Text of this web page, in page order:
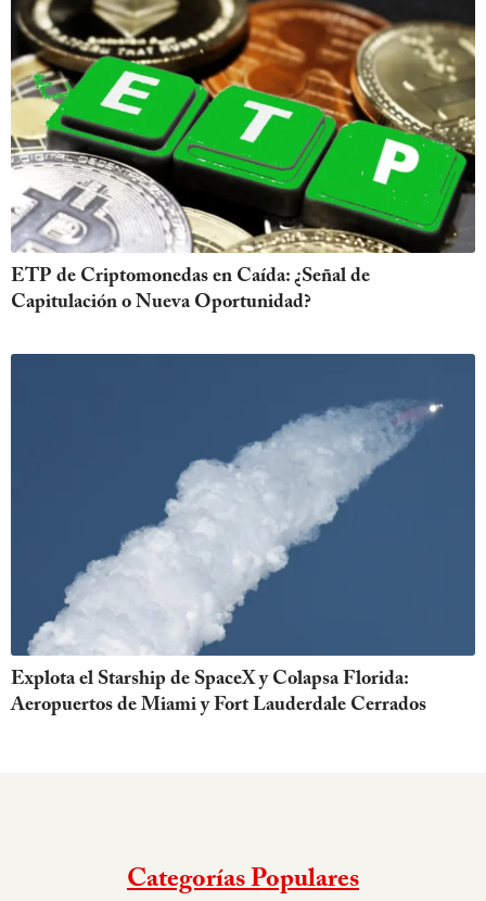
ETP de Criptomonedas en Caída: ¿Señal de
Capitulación o Nueva Oportunidad?
Explota el Starship de SpaceX y Colapsa Florida:
Aeropuertos de Miami y Fort Lauderdale Cerrados
Categorías Populares